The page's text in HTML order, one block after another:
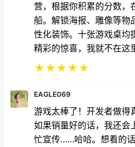
营，根据你积累的分数，
船。解锁海报、雕像等物
性化装饰。十张游戏桌均
精彩的惊喜，我就不在这
★★★★★
EAGLE069
游戏太棒了！开发者做得
如果销量好的话，我还会
忙宣传……哈哈。想看的